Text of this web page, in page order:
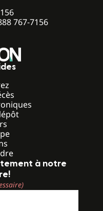
767-7156
à notre